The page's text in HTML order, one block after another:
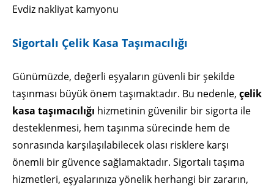
Evdiz nakliyat kamyonu
Sigortalı Çelik Kasa Taşımacılığı
Günümüzde, değerli eşyaların güvenli bir şekilde
taşınması büyük önem taşımaktadır. Bu nedenle, çelik
kasa taşımacılığı hizmetinin güvenilir bir sigorta ile
desteklenmesi, hem taşınma sürecinde hem de
sonrasında karşılaşılabilecek olası risklere karşı
önemli bir güvence sağlamaktadır. Sigortalı taşıma
hizmetleri, eşyalarınıza yönelik herhangi bir zararın,